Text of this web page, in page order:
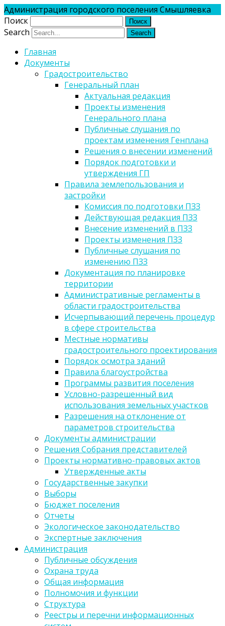
Администрация городского поселения Смышляевка
Поиск
Search
Главная
Документы
Градостроительство
Генеральный план
Актуальная редакция
Проекты изменения
Генерального плана
Публичные слушания по
проектам изменения Генплана
Решения о внесении изменений
Порядок подготовки и
утверждения ГП
Правила землепользования и
застройки
Комиссия по подготовки ПЗЗ
Действующая редакция ПЗЗ
Внесение изменений в ПЗЗ
Проекты изменения ПЗЗ
Публичные слушания по
изменению ПЗЗ
Документация по планировке
территории
Административные регламенты в
области градостроительства
Исчерпывающий перечень процедур
в сфере строительства
Местные нормативы
градостроительного проектирования
Порядок осмотра зданий
Правила благоустройства
Программы развития поселения
Условно-разрешенный вид
использования земельных участков
Разрешения на отклонение от
параметров строительства
Документы администрации
Решения Собрания представителей
Проекты нормативно-правовых актов
Утвержденные акты
Государственные закупки
Выборы
Бюджет поселения
Отчеты
Экологическое законодательство
Экспертные заключения
Администрация
Публичные обсуждения
Охрана труда
Общая информация
Полномочия и функции
Структура
Реестры и перечни информационных